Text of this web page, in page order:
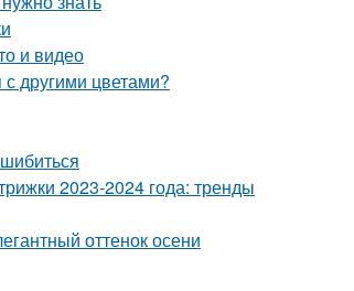
и видео
другими цветами?
2023-2024 года: тренды
оттенок осени